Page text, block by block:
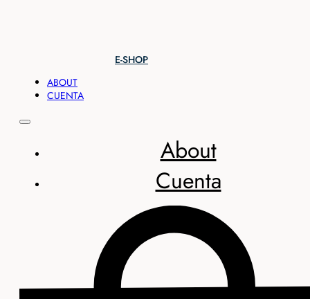
E-SHOP
ABOUT
CUENTA
About
Cuenta